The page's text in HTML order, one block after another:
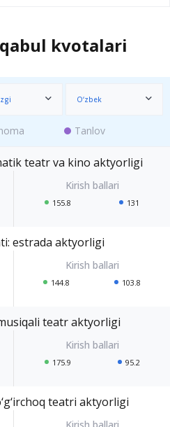
kvotalari
O‘zbek
Tanlov
teatr va kino aktyorligi
155.8 131
estrada aktyorligi
144.8 103.8
teatr aktyorligi
175.9 95.2
teatri aktyorligi